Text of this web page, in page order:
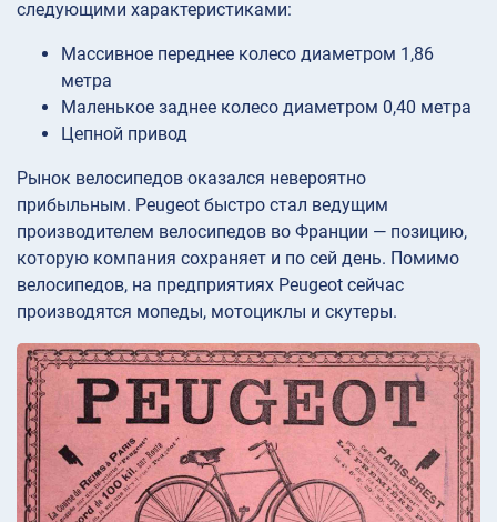
следующими характеристиками:
Массивное переднее колесо диаметром 1,86
метра
Маленькое заднее колесо диаметром 0,40 метра
Цепной привод
Рынок велосипедов оказался невероятно
прибыльным. Peugeot быстро стал ведущим
производителем велосипедов во Франции — позицию,
которую компания сохраняет и по сей день. Помимо
велосипедов, на предприятиях Peugeot сейчас
производятся мопеды, мотоциклы и скутеры.